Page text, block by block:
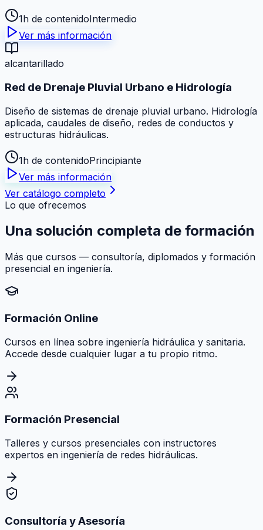
1h de contenidoIntermedio
Ver más información
alcantarillado
Red de Drenaje Pluvial Urbano e Hidrología
Diseño de sistemas de drenaje pluvial urbano. Hidrología
aplicada, caudales de diseño, redes de conductos y
estructuras hidráulicas.
1h de contenidoPrincipiante
Ver más información
Ver catálogo completo
Lo que ofrecemos
Una solución completa de formación
Más que cursos — consultoría, diplomados y formación
presencial en ingeniería.
Formación Online
Cursos en línea sobre ingeniería hidráulica y sanitaria.
Accede desde cualquier lugar a tu propio ritmo.
Formación Presencial
Talleres y cursos presenciales con instructores
expertos en ingeniería de redes hidráulicas.
Consultoría y Asesoría